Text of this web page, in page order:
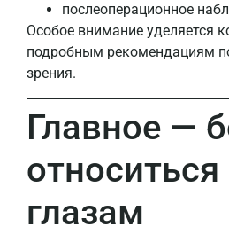
послеоперационное
Особое внимание уделяется
подробным рекомендациям
зрения.
Главное —
относиться
глазам